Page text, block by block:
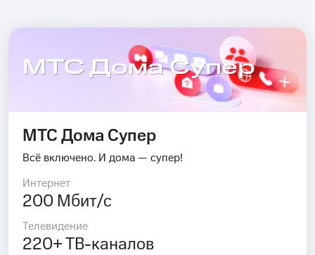
МТС Дома Супер
МТС Дома Супер
Всё включено. И дома — супер!
Интернет
200 Мбит/с
Телевидение
220+ ТВ-каналов